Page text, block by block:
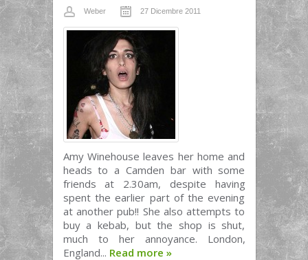
Weber 27 Dicembre 2011
Amy Winehouse leaves her home and
heads to a Camden bar with some
friends at 2.30am, despite having
spent the earlier part of the evening
at another pub!! She also attempts to
buy a kebab, but the shop is shut,
much to her annoyance. London,
England... Read more »